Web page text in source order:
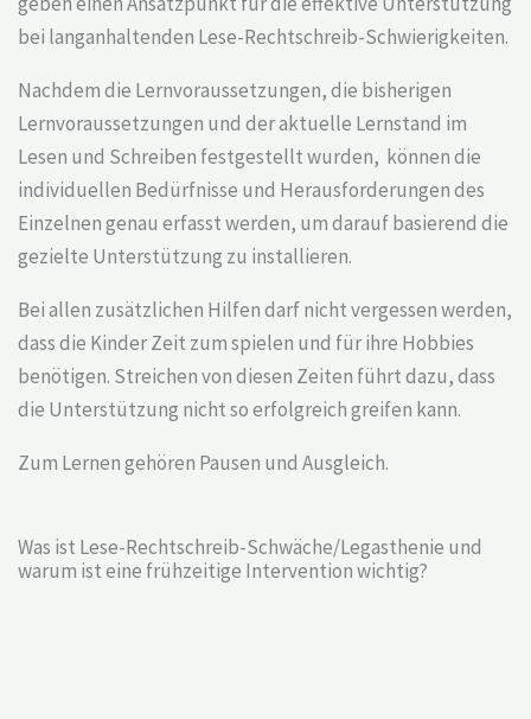
bei langanhaltenden Lese-Rechtschreib-Schwierigkeiten.
Nachdem die Lernvoraussetzungen, die bisherigen
Lernvoraussetzungen und der aktuelle Lernstand im
Lesen und Schreiben festgestellt wurden, können die
individuellen Bedürfnisse und Herausforderungen des
Einzelnen genau erfasst werden, um darauf basierend die
gezielte Unterstützung zu installieren.
Bei allen zusätzlichen Hilfen darf nicht vergessen werden,
dass die Kinder Zeit zum spielen und für ihre Hobbies
benötigen. Streichen von diesen Zeiten führt dazu, dass
die Unterstützung nicht so erfolgreich greifen kann.
Zum Lernen gehören Pausen und Ausgleich.
Was ist Lese-Rechtschreib-Schwäche/Legasthenie und
warum ist eine frühzeitige Intervention wichtig?